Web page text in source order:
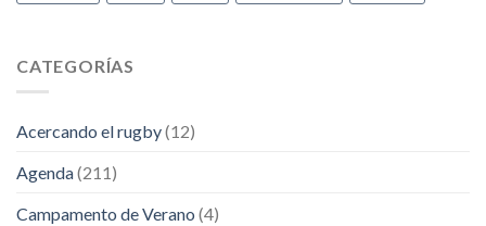
CATEGORÍAS
Acercando el rugby(12)
Agenda(211)
Campamento de Verano (4)